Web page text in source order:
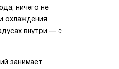
ничего не
охлаждения
внутри — с
занимает